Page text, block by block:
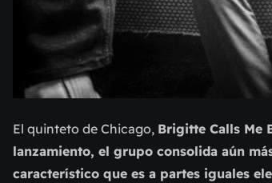
El quinteto de Chicago, Brigitte Calls Me
lanzamiento, el grupo consolida aún
característico que es a partes iguales